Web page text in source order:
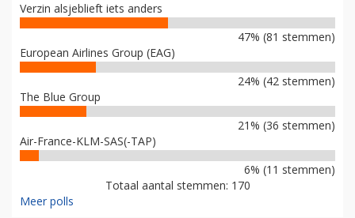
Verzin alsjeblieft iets anders
47% (81 stemmen)
European Airlines Group (EAG)
24% (42 stemmen)
The Blue Group
21% (36 stemmen)
Air-France-KLM-SAS(-TAP)
6% (11 stemmen)
Totaal aantal stemmen: 170
Meer polls